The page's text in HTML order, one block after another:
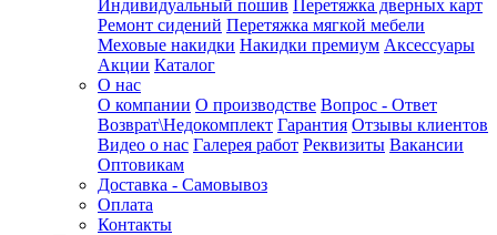
Индивидуальный пошив Перетяжка дверных карт
Ремонт сидений Перетяжка мягкой мебели
Меховые накидки Накидки премиум Аксессуары
Акции Каталог
О нас
О компании О производстве Вопрос - Ответ
Возврат\Недокомплект Гарантия Отзывы клиентов
Видео о нас Галерея работ Реквизиты Вакансии
Оптовикам
Доставка - Самовывоз
Оплата
Контакты